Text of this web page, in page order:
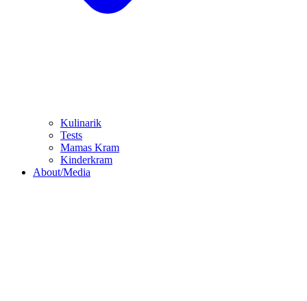
Kulinarik
Tests
Mamas Kram
Kinderkram
About/Media